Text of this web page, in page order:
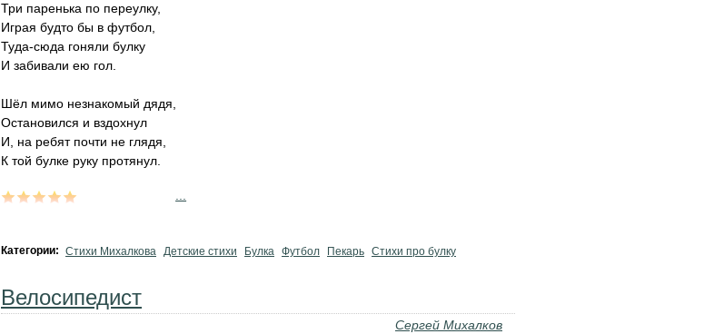
Три паренька по переулку,
Играя будто бы в футбол,
Туда-сюда гоняли булку
И забивали ею гол.
Шёл мимо незнакомый дядя,
Остановился и вздохнул
И, на ребят почти не глядя,
К той булке руку протянул.
Категории: Стихи Михалкова Детские стихи Булка Футбол Пекарь Стихи про булку
Велосипедист
Сергей Михалков